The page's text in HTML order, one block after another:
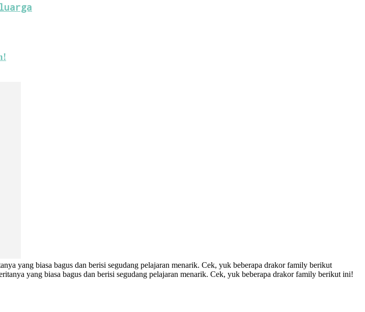
yang biasa bagus dan berisi segudang pelajaran menarik. Cek, yuk beberapa drakor family berikut
yang biasa bagus dan berisi segudang pelajaran menarik. Cek, yuk beberapa drakor family berikut ini!